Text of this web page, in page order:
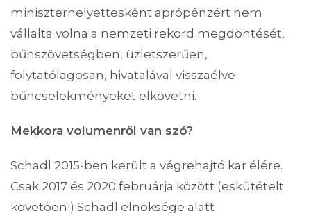
miniszterhelyettesként aprópénzért nem
vállalta volna a nemzeti rekord megdöntését,
bűnszövetségben, üzletszerűen,
folytatólagosan, hivatalával visszaélve
bűncselekményeket elkövetni.
Mekkora volumenről van szó?
Schadl 2015-ben került a végrehajtó kar élére.
Csak 2017 és 2020 februárja között (eskütételt
követően!) Schadl elnöksége alatt